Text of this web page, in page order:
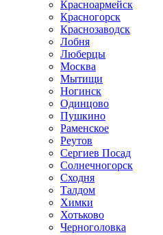
Красноармейск
Красногорск
Краснозаводск
Лобня
Люберцы
Москва
Мытищи
Ногинск
Одинцово
Пушкино
Раменское
Реутов
Сергиев Посад
Солнечногорск
Сходня
Талдом
Химки
Хотьково
Черноголовка